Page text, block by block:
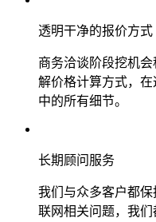
透明干净的报价方式
商务洽谈阶段挖机
解价格计算方式，
中的所有细节。
长期顾问服务
我们与众多客户都
联网相关问题，我